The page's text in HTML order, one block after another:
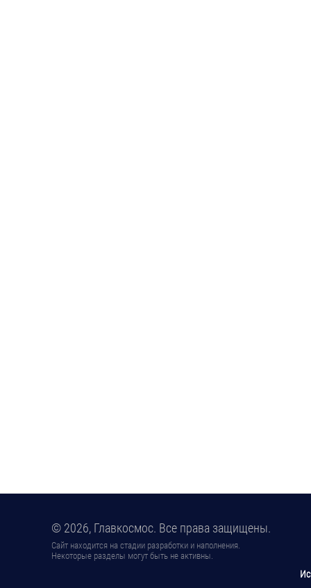
© 2026, Главкосмос. Все права защищены.
Сайт находится на стадии разработки и наполнения.
Некоторые разделы могут быть не активны.